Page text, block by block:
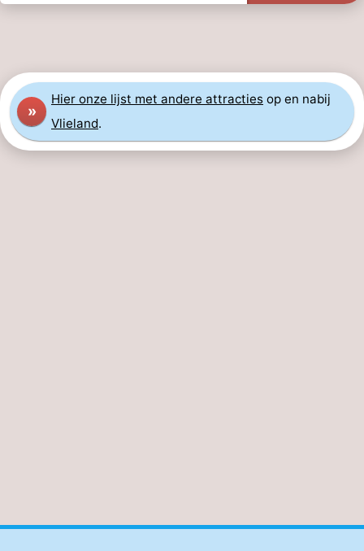
Sporten
»
Hier onze lijst met andere attracties op en nabij
Vlieland.